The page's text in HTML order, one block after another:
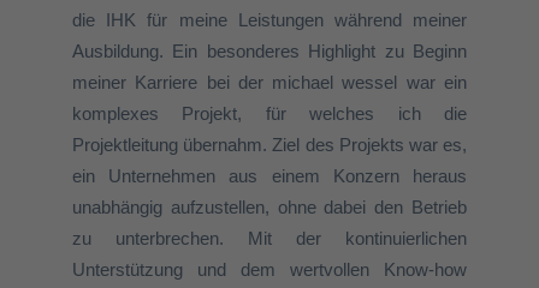
die IHKfür meine Leistungen während meiner
Ausbildung. Ein besonderes Highlight zu Beginn
meiner Karriere bei der michael wessel war ein
komplexes Projekt, für welches ich die
Projektleitung übernahm. Ziel des Projekts war es,
ein Unternehmen aus einem Konzern heraus
unabhängig aufzustellen, ohne dabei den Betrieb
zu unterbrechen. Mit der kontinuierlichen
Unterstützung und dem wertvollen Know-how